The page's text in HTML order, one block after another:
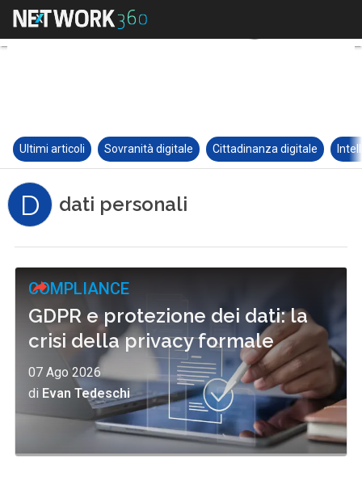
Ultimi articoli Sovranità digitale Cittadinanza digitale
D dati personali
COMPLIANCE
GDPR e protezione dei dati: la
crisi della privacy formale
07 Ago 2026
di Evan Tedeschi